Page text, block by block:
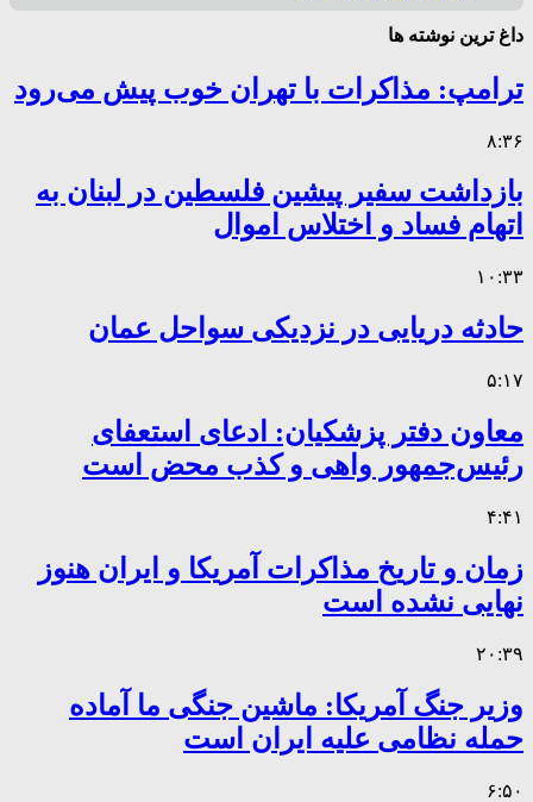
داغ ترین نوشته ها
ترامپ: مذاکرات با تهران خوب پیش می‌رود
۸:۳۶
بازداشت سفیر پیشین فلسطین در لبنان به
اتهام فساد و اختلاس اموال
۱۰:۳۳
حادثه دریایی در نزدیکی سواحل عمان
۵:۱۷
معاون دفتر پزشکیان: ادعای استعفای
رئیس‌جمهور واهی و کذب محض است
۴:۴۱
زمان و تاریخ مذاکرات آمریکا و ایران هنوز
نهایی نشده است
۲۰:۳۹
وزیر جنگ آمریکا: ماشین جنگی ما آماده
حمله نظامی علیه ایران است
۶:۵۰